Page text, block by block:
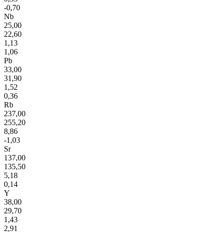
-0,70
Nb
25,00
22,60
1,13
1,06
Pb
33,00
31,90
1,52
0,36
Rb
237,00
255,20
8,86
-1,03
Sr
137,00
135,50
5,18
0,14
Y
38,00
29,70
1,43
2,91